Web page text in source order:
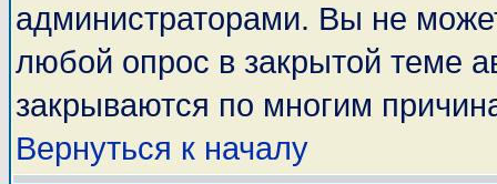
администраторами. Вы не
любой опрос в закрытой теме
закрываются по многим
Вернуться к началу